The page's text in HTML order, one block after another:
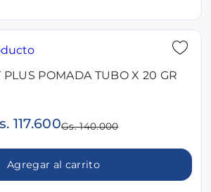
PLUS POMADA TUBO X 20 GR
117.600Gs. 140.000
Agregar al carrito